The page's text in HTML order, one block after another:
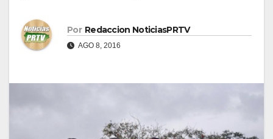
Por Redaccion NoticiasPRTV
AGO 8, 2016